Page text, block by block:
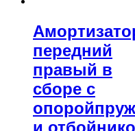
передний
правый в
сборе с